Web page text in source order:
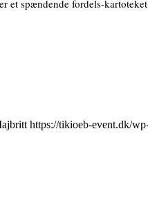
et spændende fordels-
https://tikioeb-event.dk/